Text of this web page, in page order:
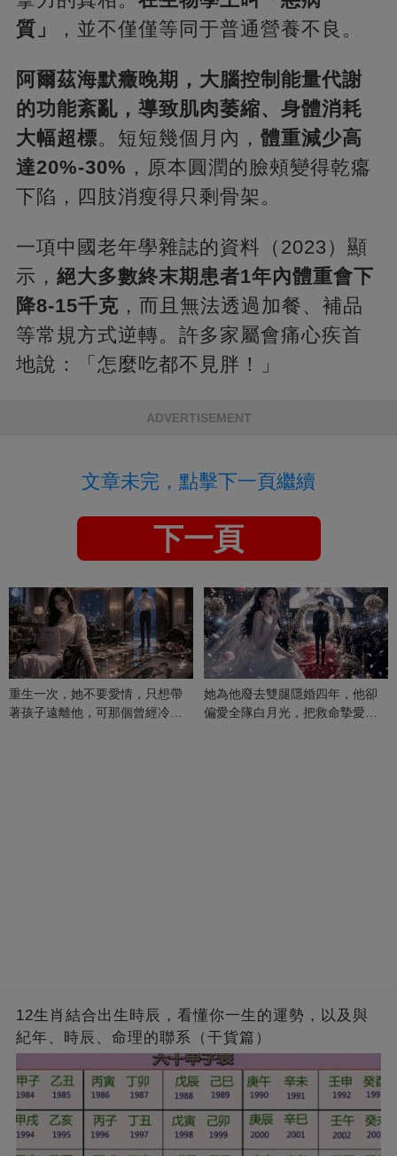
質」
，並不僅僅等同于普通營養不良。
阿爾茲海默癥晚期，大腦控制能量代謝
的功能紊亂，導致肌肉萎縮、身體消耗
大幅超標。短短幾個月內， 體重減少高
達20%-30% ，原本圓潤的臉頰變得乾癟
下陷，四肢消瘦得只剩骨架。
一項中國老年學雜誌的資料（2023）顯
示， 絕大多數終末期患者1年內體重會下
降8-15千克，而且無法透過加餐、補品
等常規方式逆轉。許多家屬會痛心疾首
地說：「怎麼吃都不見胖！」
ADVERTISEMENT
文章未完，點擊下一頁繼續
下一頁
重生一次，她不要愛情，只想帶
著孩子遠離他，可那個曾經冷漠
她為他廢去雙腿隱婚四年，他卻
偏愛全隊白月光，把救命摯愛當
12生肖結合出生時辰，看懂你一生的運勢，以及與
紀年、時辰、命理的聯系（干貨篇）